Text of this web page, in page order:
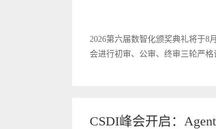
2026第六届数智化颁奖典礼将于8
会进行初审、公审、终审三轮严
CSDI峰会开启：